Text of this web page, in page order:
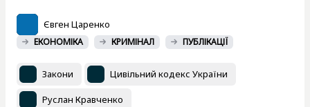
Євген Царенко
ЕКОНОМІКА КРИМІНАЛ ПУБЛІКАЦІЇ
Закони Цивільний кодекс України
Руслан Кравченко